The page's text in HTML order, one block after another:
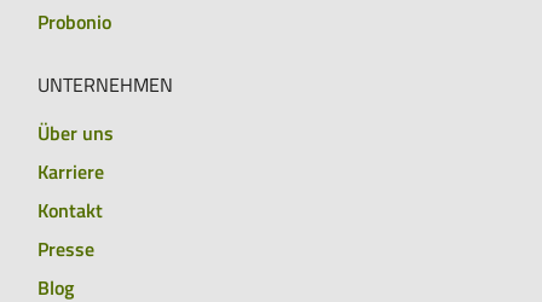
Probonio
UNTERNEHMEN
Über uns
Karriere
Kontakt
Presse
Blog